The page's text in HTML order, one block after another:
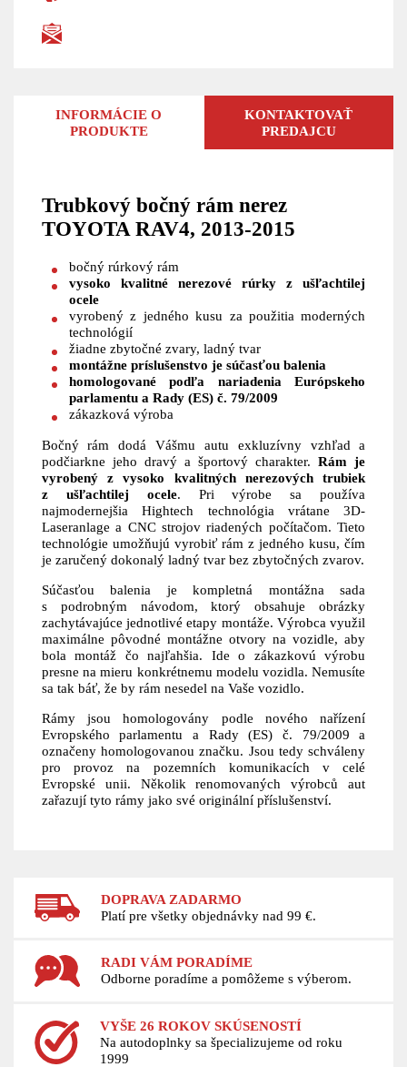
INFORMÁCIE O
PRODUKTE
KONTAKTOVAŤ
PREDAJCU
Trubkový bočný rám nerez
TOYOTA RAV4, 2013-2015
bočný rúrkový rám
vysoko kvalitné nerezové rúrky z ušľachtilej
ocele
vyrobený z jedného kusu za použitia moderných
technológií
žiadne zbytočné zvary, ladný tvar
montážne príslušenstvo je súčasťou balenia
homologované podľa nariadenia Európskeho
parlamentu a Rady (ES) č. 79/2009
zákazková výroba
Bočný rám dodá Vášmu autu exkluzívny vzhľad a
podčiarkne jeho dravý a športový charakter.Rám je
vyrobený z vysoko kvalitných nerezových trubiek
z ušľachtilej ocele. Pri výrobe sa používa
najmodernejšia Hightech technológia vrátane 3D-
Laseranlage a CNC strojov riadených počítačom. Tieto
technológie umožňujú vyrobiť rám z jedného kusu, čím
je zaručený dokonalý ladný tvar bez zbytočných zvarov.
Súčasťou balenia je kompletná montážna sada
s podrobným návodom, ktorý obsahuje obrázky
zachytávajúce jednotlivé etapy montáže. Výrobca využil
maximálne pôvodné montážne otvory na vozidle, aby
bola montáž čo najľahšia. Ide o zákazkovú výrobu
presne na mieru konkrétnemu modelu vozidla. Nemusíte
sa tak báť, že by rám nesedel na Vaše vozidlo.
Rámy jsou homologovány podle nového nařízení
Evropského parlamentu a Rady (ES) č. 79/2009 a
označeny homologovanou značku. Jsou tedy schváleny
pro provoz na pozemních komunikacích v celé
Evropské unii. Několik renomovaných výrobců aut
zařazují tyto rámy jako své originální příslušenství.
DOPRAVA ZADARMO
Platí pre všetky objednávky nad 99 €.
RADI VÁM PORADÍME
Odborne poradíme a pomôžeme s výberom.
VYŠE 26 ROKOV SKÚSENOSTÍ
Na autodoplnky sa špecializujeme od roku
1999